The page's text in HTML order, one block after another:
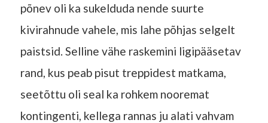
põnev oli ka sukelduda nende suurte
kivirahnude vahele, mis lahe põhjas selgelt
paistsid. Selline vähe raskemini ligipääsetav
rand, kus peab pisut treppidest matkama,
seetõttu oli seal ka rohkem nooremat
kontingenti, kellega rannas ju alati vahvam